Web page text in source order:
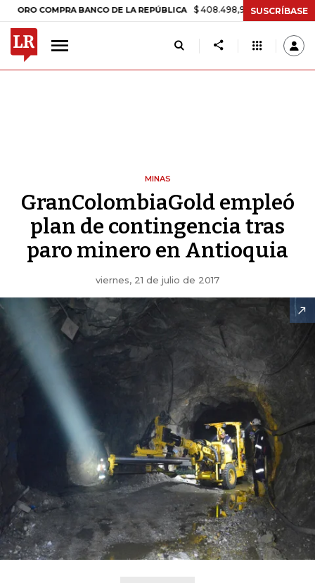
COMPRA BANCO DE LA REPÚBLICA $ 408.498,97 +$ 8.753,81 +2,19%
SUSCRÍBASE
MINAS
GranColombiaGold empleó
plan de contingencia tras
paro minero en Antioquia
viernes, 21 de julio de 2017